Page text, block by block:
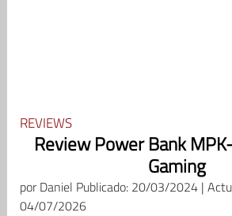
REVIEWS
Review Power Bank
Gaming
porDaniel Publicado: 20/03/2024 |
04/07/2026